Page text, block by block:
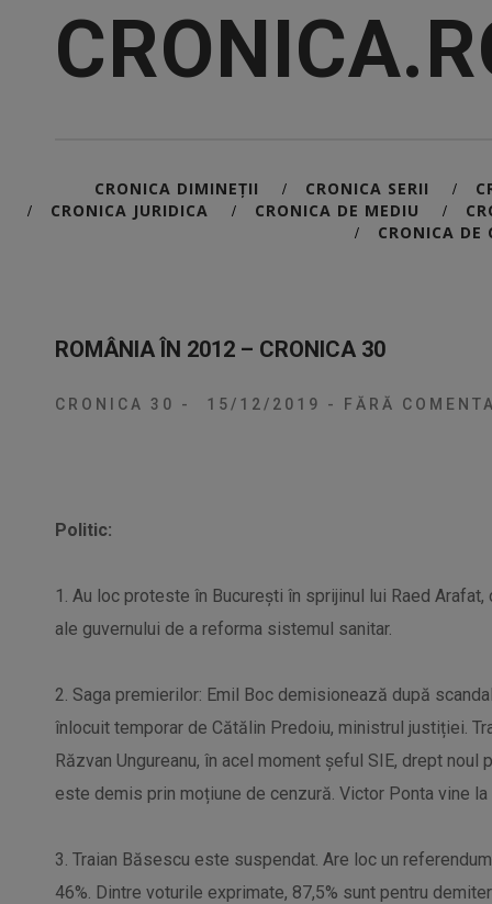
CRONICA DIMINEȚII / CRONICA SERII /
/ CRONICA JURIDICA / CRONICA DE MEDIU /
/ CRONICA DE
ROMÂNIA ÎN 2012 – CRONICA 30
CRONICA 30 - 15/12/2019 - FĂRĂ
Politic:
1. Au loc proteste în București în sprijinul lui Raed
ale guvernului de a reforma sistemul sanitar.
2. Saga premierilor: Emil Boc demisionează după
înlocuit temporar de Cătălin Predoiu, ministrul justiției.
Răzvan Ungureanu, în acel moment șeful SIE, drept noul
este demis prin moțiune de cenzură. Victor Ponta vine la
3. Traian Băsescu este suspendat. Are loc un
46%. Dintre voturile exprimate, 87,5% sunt pentru